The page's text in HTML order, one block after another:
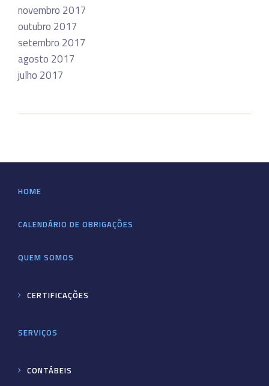
novembro 2017
outubro 2017
setembro 2017
agosto 2017
julho 2017
HOME
CALENDÁRIO DE OBRIGAÇÕES
QUEM SOMOS
CERTIFICAÇÕES
SERVIÇOS
CONTÁBEIS